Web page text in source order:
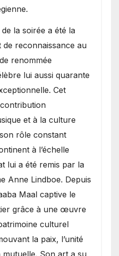
la soirée a été la
de reconnaissance au
renommée
lui aussi quarante
Cet
et à la culture
rôle constant
à l’échelle
lui a été remis par la
Anne Lindboe. Depuis
Maal captive le
grâce à une œuvre
culturel
la paix, l’unité